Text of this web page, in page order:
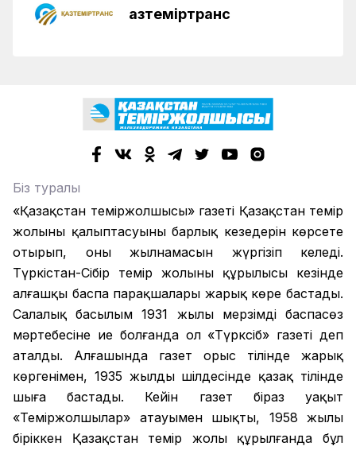
Қазтеміртранс
Біз туралы
«Қазақстан теміржолшысы» газеті Қазақстан темір
жолының қалыптасуының барлық кезеңдерін көрсете
отырып, оның жылнамасын жүргізіп келеді.
Түркістан-Сібір темір жолының құрылысы кезінде
алғашқы баспа парақшалары жарық көре бастады.
Салалық басылым 1931 жылы мерзімді баспасөз
мәртебесіне ие болғанда ол «Түрксіб» газеті деп
аталды. Алғашында газет орыс тілінде жарық
көргенімен, 1935 жылдың шілдесінде қазақ тілінде
шыға бастады. Кейін газет біраз уақыт
«Теміржолшылар» атауымен шықты, 1958 жылы
біріккен Қазақстан темір жолы құрылғанда бұл